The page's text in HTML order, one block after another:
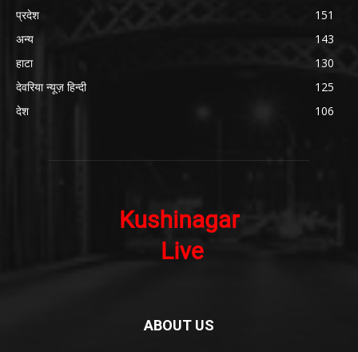
प्रदेश
151
अन्य
143
हाटा
130
देवरिया न्यूज़ हिन्दी
125
देश
106
ABOUT US